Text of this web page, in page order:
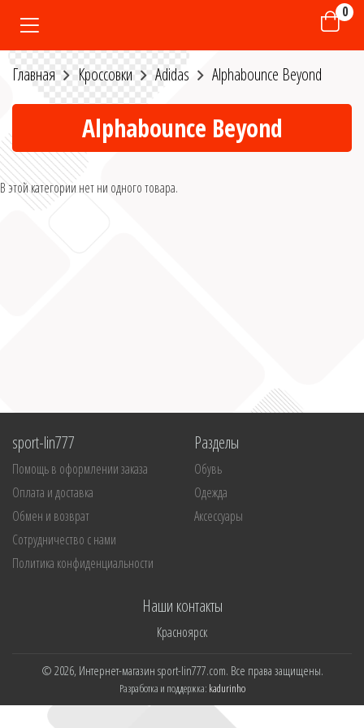
0
Главная Кроссовки Adidas Alphabounce Beyond
Alphabounce Beyond
В этой категории нет ни одного товара.
sport-lin777
Помощь в оформлении заказа
Оплата и доставка
Обмен и возврат
Сотрудничество с нами
Политика конфиденциальности
Разделы
Обувь
Одежда
Аксессуары
Наши контакты
Красноярск
© 2026, Интернет-магазин sport-lin777.com. Все права защищены.
Разработка и поддержка: kadurinho